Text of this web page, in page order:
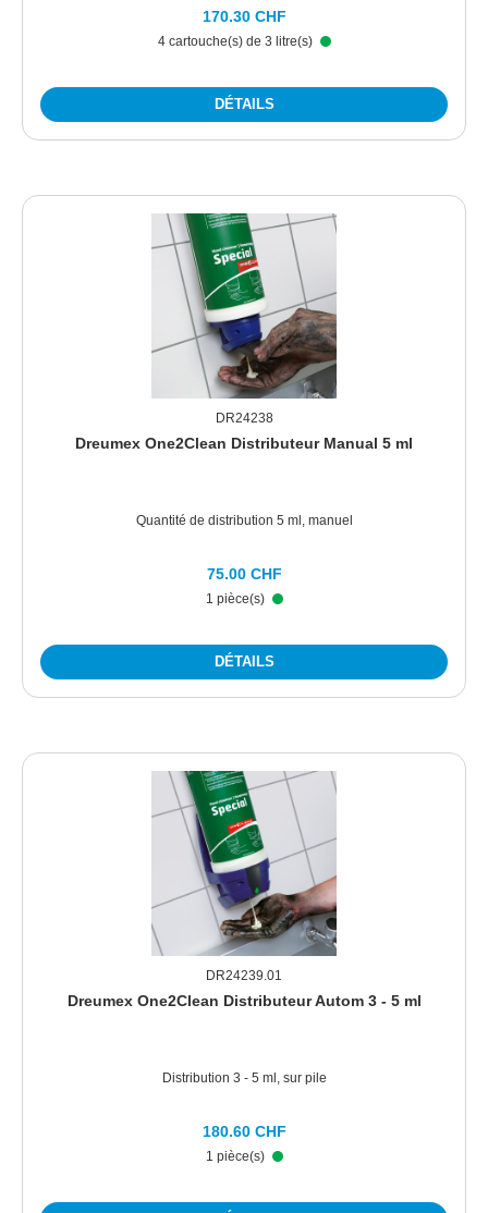
4 cartouche(s) de 3 litre(s)
170.30 CHF
DÉTAILS
DR24238
Dreumex One2Clean Distributeur Manual 5 ml
Quantité de distribution 5 ml, manuel
1 pièce(s)
75.00 CHF
DÉTAILS
DR24239.01
Dreumex One2Clean Distributeur Autom 3 - 5 ml
Distribution 3 - 5 ml, sur pile
1 pièce(s)
180.60 CHF